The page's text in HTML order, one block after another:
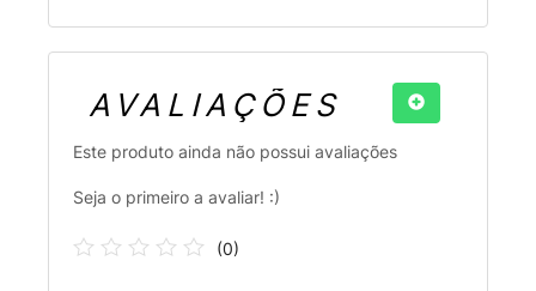
AVALIAÇÕES
Este produto ainda não possui avaliações
Seja o primeiro a avaliar! :)
(0)